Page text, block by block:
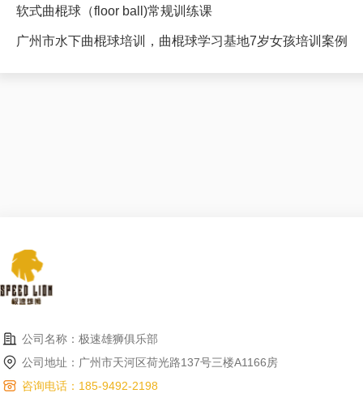
软式曲棍球（floor ball)常规训练课
广州市水下曲棍球培训，曲棍球学习基地7岁女孩培训案例
公司名称：极速雄狮俱乐部
公司地址：广州市天河区荷光路137号三楼A1166房
咨询电话：185-9492-2198